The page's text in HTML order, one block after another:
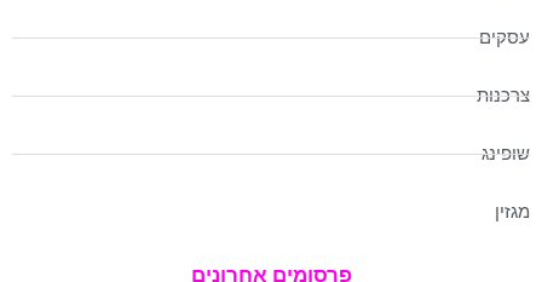
עסקים
צרכנות
שופינג
מגזין
פרסומים אחרונים